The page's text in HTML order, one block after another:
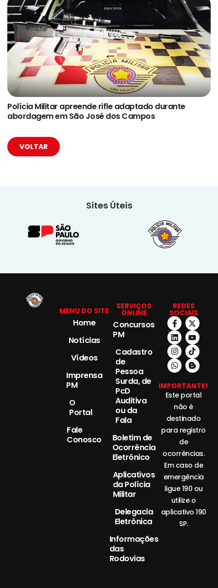
Polícia Militar apreende rifle adaptado durante
abordagem em São José dos Campos
VOLTAR
Sites Úteis
MENU DO SITE
Home
Notícias
Vídeos
Imprensa
PM
O
Portal
Fale
Conosco
SERVIÇOS
ONLINE
Concursos
PM
Cadastro
de
Pessoa
Surda, de
PcD
Auditiva
ou da
Fala
Boletim de
Ocorrência
Eletrônico
Aplicativos
da Polícia
Militar
Delegacia
Eletrônica
Informações
das
Rodovias
REDES
SOCIAIS
IMPORTANTE!
Este portal
não é
destinado
para registro
de
ocorrências.
Em caso de
emergência
ligue 190 ou
utilize o
aplicativo 190
SP.